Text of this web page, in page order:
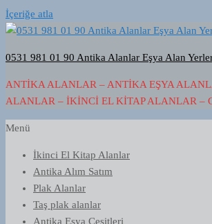
İçeriğe atla
0531 981 01 90 Antika Alanlar Eşya Alan
ANTIKA ALANLAR – ANTIKA EŞYA
ALANLAR – İKINCI EL KITAP ALANLAR –
Menü
İkinci El Kitap Alanlar
Antika Alım Satım
Plak Alanlar
Taş plak alanlar
Antika Eşya Çeşitleri